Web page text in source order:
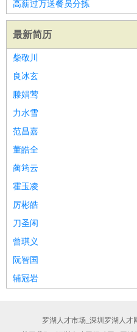
高薪过万送餐员分拣
最新简历
柴敬川
良冰玄
滕娟莺
力水雪
范昌嘉
董皓全
蔺筠云
霍玉凌
厉彬皓
刀圣闲
曾琪义
阮智国
辅冠岩
罗湖人才市场_深圳罗湖人才